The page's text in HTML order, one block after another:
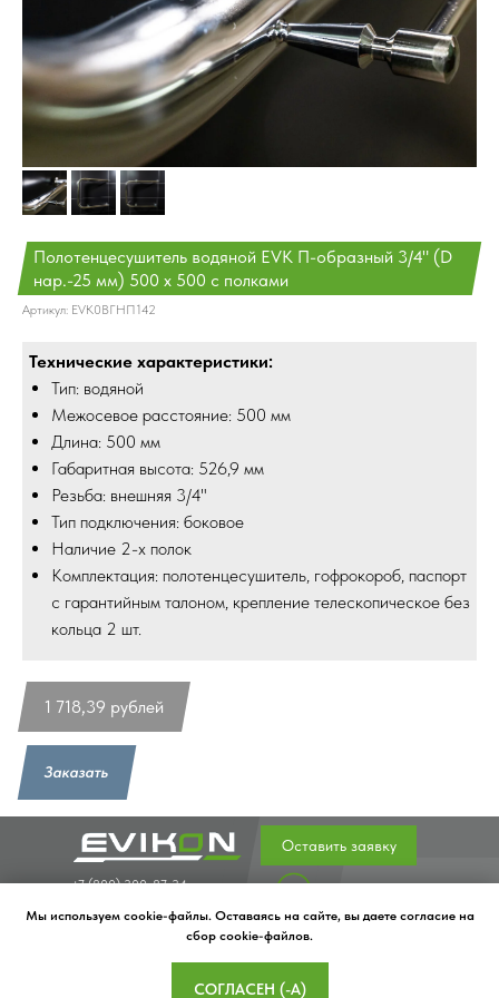
Полотенцесушитель водяной EVK П-образный 3/4" (D
нар.-25 мм) 500 х 500 с полками
Артикул: EVK0ВГНП142
1 718,39 рублей
Технические характеристики:
Тип: водяной
Межосевое расстояние: 500 мм
Длина: 500 мм
Габаритная высота: 526,9 мм
Резьба: внешняя 3/4"
Тип подключения: боковое
Наличие 2-х полок
Комплектация: полотенцесушитель, гофрокороб, паспорт
с гарантийным талоном, крепление телескопическое без
кольца 2 шт.
Заказать
evikon@evikon.ru
+7 (800) 300-87-34
Оставить заявку
Главная
Водяные полотенцесушители
Мы используем cookie-файлы. Оставаясь на сайте, вы даете согласие на
сбор cookie-файлов.
СОГЛАСЕН (-А)